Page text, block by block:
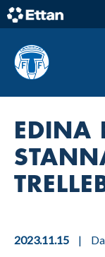
content
Home
EDINA
2023.11.15 |